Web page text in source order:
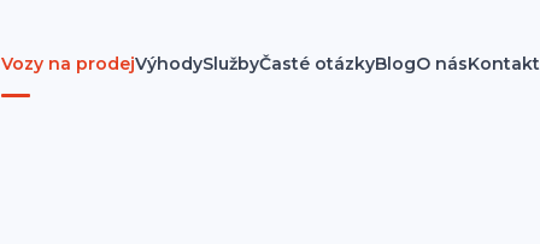
Vozy na prodejVýhodySlužbyČasté otázkyBlogO násKontakt